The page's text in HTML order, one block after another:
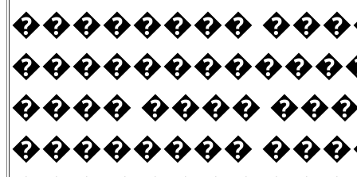
��������
���� ����
��������